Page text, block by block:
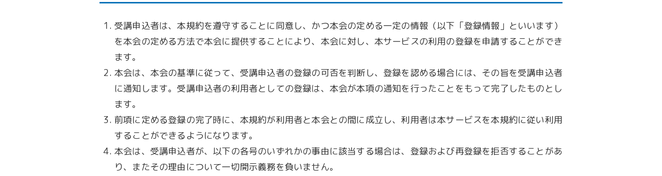
受講申込者は、本規約を遵守することに同意し、かつ本会の定める一定の情報（以下「登録情報」といいます）
を本会の定める方法で本会に提供することにより、本会に対し、本サービスの利用の登録を申請することができ
ます。
本会は、本会の基準に従って、受講申込者の登録の可否を判断し、登録を認める場合には、その旨を受講申込者
に通知します。受講申込者の利用者としての登録は、本会が本項の通知を行ったことをもって完了したものとし
ます。
前項に定める登録の完了時に、本規約が利用者と本会との間に成立し、利用者は本サービスを本規約に従い利用
することができるようになります。
本会は、受講申込者が、以下の各号のいずれかの事由に該当する場合は、登録および再登録を拒否することがあ
り、またその理由について一切開示義務を負いません。